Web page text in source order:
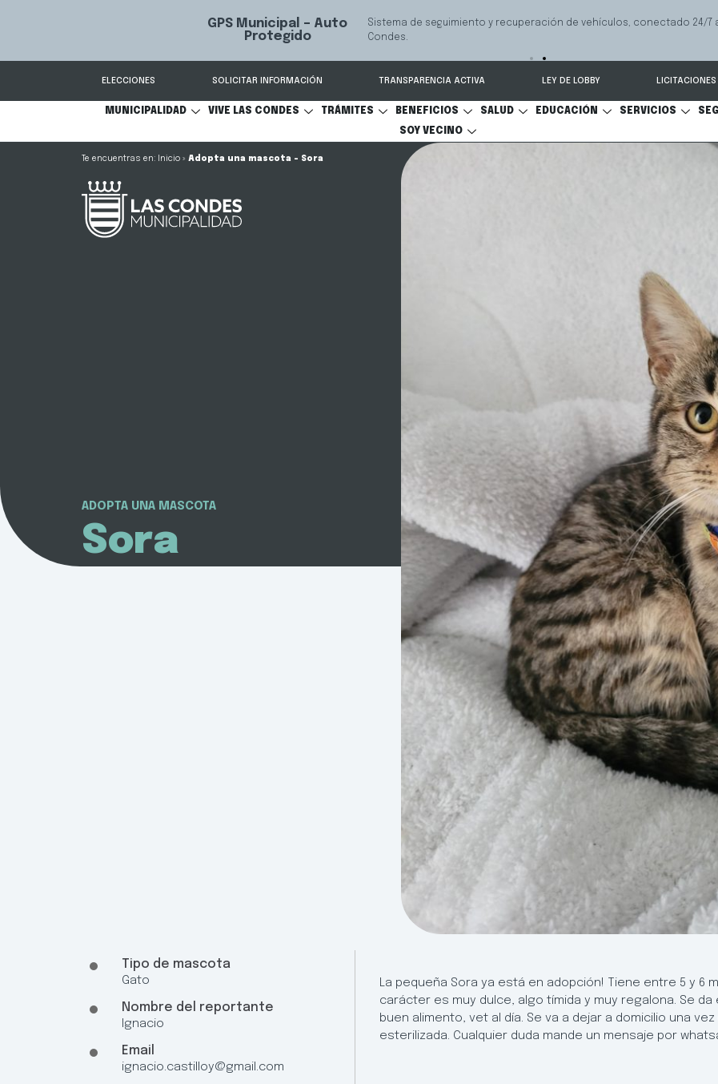
GPS Municipal – Auto
Protegido
Sistema de seguimiento y recuperación de vehículos, conectado 24/7 a Seguridad
Condes.
ELECCIONES SOLICITAR INFORMACIÓN TRANSPARENCIA ACTIVA LEY DE LOBBY LICITACIONES
MUNICIPALIDAD VIVE LAS CONDES TRÁMITES BENEFICIOS SALUD EDUCACIÓN SERVICIOS
SOY VECINO
Inicio » Adopta una mascota – Sora
ADOPTA UNA MASCOTA
Sora
Tipo de mascota
Gato
Nombre del reportante
Ignacio
Email
ignacio.castilloy@gmail.com
La pequeña Sora ya está en adopción! Tiene entre 5 y 6
carácter es muy dulce, algo tímida y muy regalona. Se da
buen alimento, vet al día. Se va a dejar a domicilio una
esterilizada. Cualquier duda mande un mensaje por